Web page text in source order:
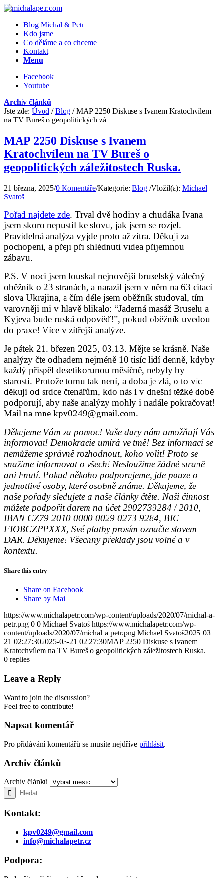
Blog Michal & Petr
Kdo jsme
Co děláme a co chceme
Kontakt
Menu
Facebook
Youtube
Archiv článků
Jste zde: Úvod / Blog / MAP 2250 Diskuse s Ivanem Kratochvílem
na TV Bureš o geopolitických zá...
MAP 2250 Diskuse s Ivanem
Kratochvílem na TV Bureš o
geopolitických záležitostech Ruska.
21 března, 2025/0 Komentáře/Kategorie: Blog /Vložil(a): Michael
Svatoš
Pořad najdete zde. Trval dvě hodiny a chudáka Ivana
jsem skoro nepustil ke slovu, jak jsem se rozjel.
Pravidelná analýza vyjde proto až zítra. Děkuji za
pochopení, a přeji při shlédnutí videa příjemnou
zábavu.
P.S. V noci jsem louskal nejnovější bruselský válečný
oběžník o 23 stranách, a narazil jsem v něm na 63 citací
slova Ukrajina, a čím déle jsem oběžník studoval, tím
varovněji mi v hlavě blikalo: “Jaderná masáž Bruselu a
Kyjeva bude ruská odpověď!”, pokud oběžník uvedou
do praxe! Více v zítřejší analýze.
Je pátek 21. březen 2025, 03.13. Mějte se krásně. Naše
analýzy čte odhadem nejméně 10 tisíc lidí denně, kdyby
každý přispěl desetikorunou měsíčně, nebyly by
starosti. Protože tomu tak není, a doba je zlá, o to víc
děkuji od srdce čtenářům, kdo nás i v dnešní těžké době
podporují, aby naše analýzy mohly i nadále pokračovat!
Mail na mne kpv0249@gmail.com.
Děkujeme Vám za pomoc! Vaše dary nám umožňují Vás
informovat! Demokracie umírá ve tmě! Bez informací se
nemůžeme správně rozhodnout, koho volit! Proto se
snažíme informovat o všech! Nesloužíme žádné straně
ani hnutí. Pokud někoho podporujeme, jde pouze o
jednotlivé osoby, které osobně známe. Děkujeme, že
naše pořady sledujete a naše články čtěte. Naši činnost
můžete podpořit darem na účet 2902739284 / 2010,
IBAN CZ79 2010 0000 0029 0273 9284, BIC
FIOBCZPPXXX, Své platby prosím označte slovem
DAR. Děkujeme! Všechny překlady jsou volné a v
kontextu.
Share this entry
Share on Facebook
Share by Mail
https://www.michalapetr.com/wp-content/uploads/2020/07/michal-a-
petr.png 0 0 Michael Svatoš https://www.michalapetr.com/wp-
content/uploads/2020/07/michal-a-petr.png Michael Svatoš2025-03-
21 02:27:302025-03-21 02:27:30MAP 2250 Diskuse s Ivanem
Kratochvílem na TV Bureš o geopolitických záležitostech Ruska.
0 replies
Leave a Reply
Want to join the discussion?
Feel free to contribute!
Napsat komentář
Pro přidávání komentářů se musíte nejdříve přihlásit.
Archiv článků
Archiv článků
Kontakt:
kpv0249@gmail.com
info@michalapetr.cz
Podpora: